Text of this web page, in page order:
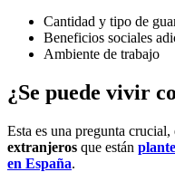
Cantidad y tipo de
Beneficios sociales
Ambiente de trabajo
¿Se puede vivir
Esta es una pregunta crucial,
extranjeros que están
en España.